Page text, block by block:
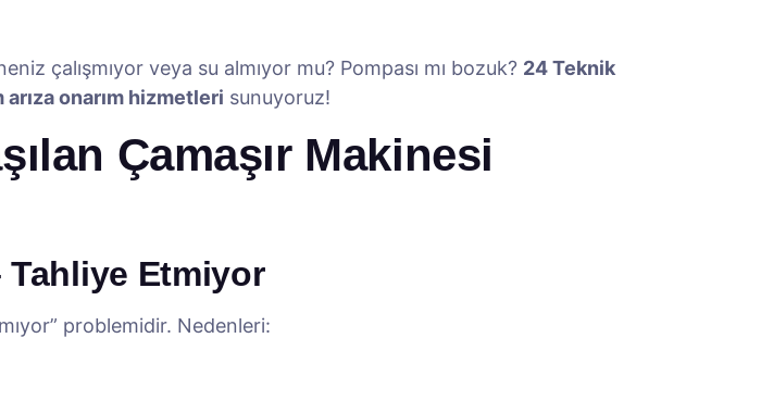
çalışmıyor veya su almıyor mu? Pompası mı bozuk? 24 Teknik
onarım hizmetleri sunuyoruz!
Çamaşır Makinesi
Tahliye Etmiyor
problemidir. Nedenleri: